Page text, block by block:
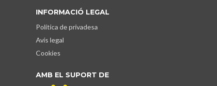
INFORMACIÓ LEGAL
Política de privadesa
Avís legal
Cookies
AMB EL SUPORT DE